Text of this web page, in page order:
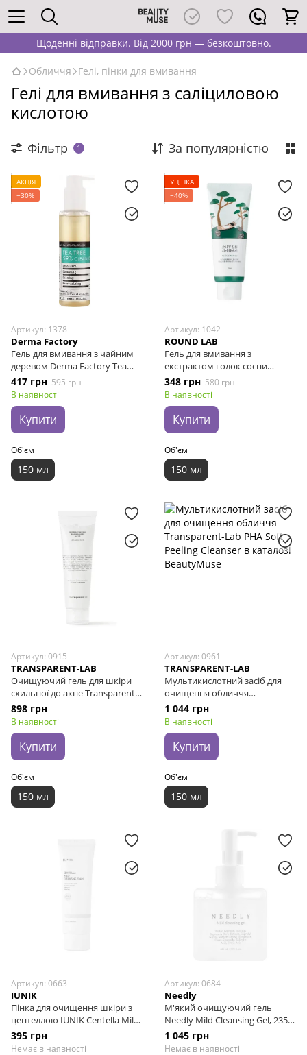
Щоденні відправки. Від 2000 грн — безкоштовно.
Обличчя Гелі, пінки для вмивання
Гелі для вмивання з саліциловою
кислотою
Фільтр 1 За популярністю
АКЦІЯ
−30%
Артикул: 1378
Derma Factory
Гель для вмивання з чайним
деревом Derma Factory Tea
Tree 59% Cleanser, 150 мл
417 грн 595 грн
В наявності
Купити
Об'єм
150 мл
УЦІНКА
−40%
Артикул: 1042
ROUND LAB
Гель для вмивання з
екстрактом голок сосни
ROUND LAB Pine Calming Cica
Cleanser, 150 мл
348 грн 580 грн
В наявності
Купити
Об'єм
150 мл
Артикул: 0915
TRANSPARENT-LAB
Очищуючий гель для шкіри
схильної до акне Transparent-
Lab Blemish Control BHA
Cleanser pH 3.5, 150 мл
898 грн
В наявності
Купити
Об'єм
150 мл
Артикул: 0961
TRANSPARENT-LAB
Мультикислотний засіб для
очищення обличчя
Transparent-Lab PHA Soft
Peeling Cleanser, 150 мл
1 044 грн
В наявності
Купити
Об'єм
150 мл
Артикул: 0663
IUNIK
Пінка для очищення шкіри з
центеллою IUNIK Centella Mild
Cleansing Foam, 120 мл
395 грн
Немає в наявності
Артикул: 0684
Needly
М'який очищуючий гель
Needly Mild Cleansing Gel, 235
мл
1 045 грн
Немає в наявності